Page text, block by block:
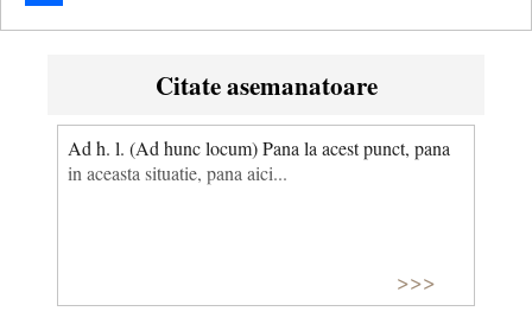
Share
Citate asemanatoare
Ad h. l. (Ad hunc locum) Pana la acest punct, pana
in aceasta situatie, pana aici...
>>>